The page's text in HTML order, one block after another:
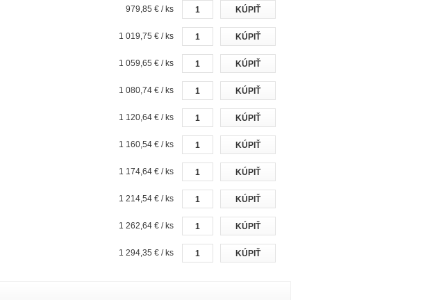
979,85 € / ks
1 019,75 € / ks
1 059,65 € / ks
1 080,74 € / ks
1 120,64 € / ks
1 160,54 € / ks
1 174,64 € / ks
1 214,54 € / ks
1 262,64 € / ks
1 294,35 € / ks